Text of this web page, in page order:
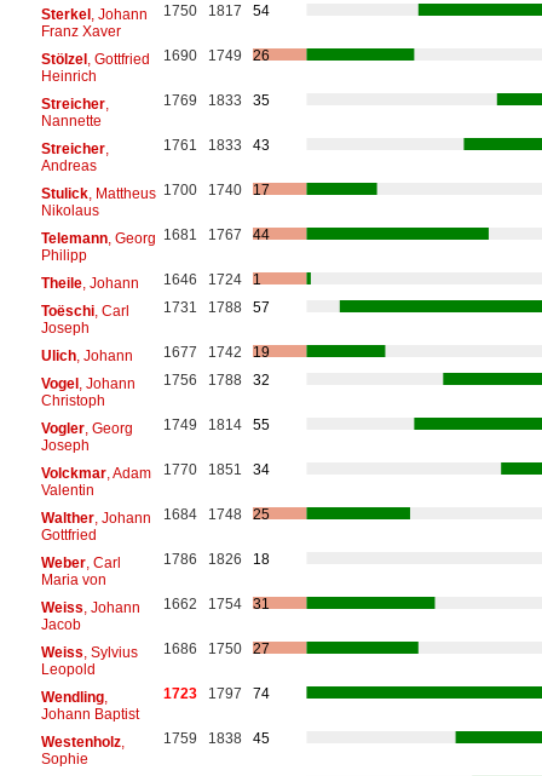
Sterkel, Johann
Franz Xaver
1750 1817 54
Stölzel, Gottfried
Heinrich
1690 1749 26
Streicher,
Nannette
1769 1833 35
Streicher,
Andreas
1761 1833 43
Stulick, Mattheus
Nikolaus
1700 1740 17
Telemann, Georg
Philipp
1681 1767 44
Theile, Johann 1646 1724
1
Toëschi, Carl
Joseph
1731 1788 57
Ulich, Johann 1677 1742
19
Vogel, Johann
Christoph
1756 1788 32
Vogler, Georg
Joseph
1749 1814 55
Volckmar, Adam
Valentin
1770 1851 34
Walther, Johann
Gottfried
1684 1748 25
Weber, Carl
Maria von
1786 1826 18
Weiss , Johann
Jacob
1662 1754 31
Weiss , Sylvius
Leopold
1686 1750 27
Wendling,
Johann Baptist
1723 1797 74
Westenholz,
Sophie
1759 1838 45